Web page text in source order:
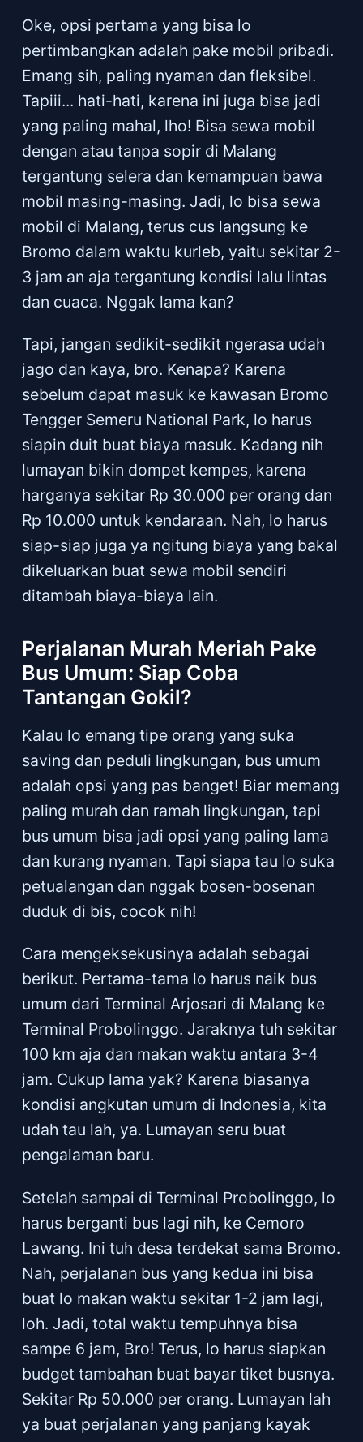
Oke, opsi pertama yang bisa lo
pertimbangkan adalah pake mobil pribadi.
Emang sih, paling nyaman dan fleksibel.
Tapiii... hati-hati, karena ini juga bisa jadi
yang paling mahal, lho! Bisa sewa mobil
dengan atau tanpa sopir di Malang
tergantung selera dan kemampuan bawa
mobil masing-masing. Jadi, lo bisa sewa
mobil di Malang, terus cus langsung ke
Bromo dalam waktu kurleb, yaitu sekitar 2-
3 jam an aja tergantung kondisi lalu lintas
dan cuaca. Nggak lama kan?
Tapi, jangan sedikit-sedikit ngerasa udah
jago dan kaya, bro. Kenapa? Karena
sebelum dapat masuk ke kawasan Bromo
Tengger Semeru National Park, lo harus
siapin duit buat biaya masuk. Kadang nih
lumayan bikin dompet kempes, karena
harganya sekitar Rp 30.000 per orang dan
Rp 10.000 untuk kendaraan. Nah, lo harus
siap-siap juga ya ngitung biaya yang bakal
dikeluarkan buat sewa mobil sendiri
ditambah biaya-biaya lain.
Perjalanan Murah Meriah Pake
Bus Umum: Siap Coba
Tantangan Gokil?
Kalau lo emang tipe orang yang suka
saving dan peduli lingkungan, bus umum
adalah opsi yang pas banget! Biar memang
paling murah dan ramah lingkungan, tapi
bus umum bisa jadi opsi yang paling lama
dan kurang nyaman. Tapi siapa tau lo suka
petualangan dan nggak bosen-bosenan
duduk di bis, cocok nih!
Cara mengeksekusinya adalah sebagai
berikut. Pertama-tama lo harus naik bus
umum dari Terminal Arjosari di Malang ke
Terminal Probolinggo. Jaraknya tuh sekitar
100 km aja dan makan waktu antara 3-4
jam. Cukup lama yak? Karena biasanya
kondisi angkutan umum di Indonesia, kita
udah tau lah, ya. Lumayan seru buat
pengalaman baru.
Setelah sampai di Terminal Probolinggo, lo
harus berganti bus lagi nih, ke Cemoro
Lawang. Ini tuh desa terdekat sama Bromo.
Nah, perjalanan bus yang kedua ini bisa
buat lo makan waktu sekitar 1-2 jam lagi,
loh. Jadi, total waktu tempuhnya bisa
sampe 6 jam, Bro! Terus, lo harus siapkan
budget tambahan buat bayar tiket busnya.
Sekitar Rp 50.000 per orang. Lumayan lah
ya buat perjalanan yang panjang kayak